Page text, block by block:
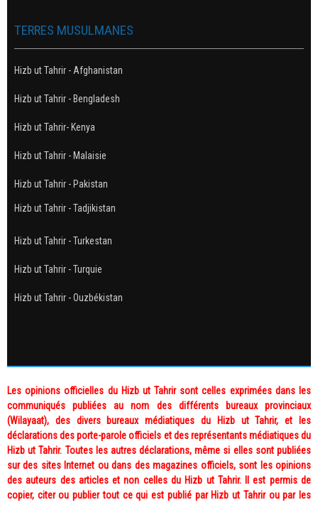
TERRES MUSULMANES
Hizb ut Tahrir - Afghanistan
Hizb ut Tahrir - Bengladesh
Hizb ut Tahrir- Kenya
Hizb ut Tahrir - Malaisie
Hizb ut Tahrir - Pakistan
Hizb ut Tahrir - Tadjikistan
Hizb ut Tahrir - Turkestan
Hizb ut Tahrir - Turquie
Hizb ut Tahrir - Ouzbékistan
Les opinions officielles du Hizb ut Tahrir sont celles exprimées dans les
communiqués publiées au nom des différents bureaux provinciaux
(Wilayaat), des divers bureaux médiatiques du Hizb ut Tahrir, et les
déclarations des porte-parole officiels et des représentants médiatiques du
Hizb ut Tahrir. Toutes les autres déclarations, même si elles sont publiées
sur des sites Internet ou dans des magazines officiels, sont les opinions
des auteurs des articles et non celles du Hizb ut Tahrir. Il est permis de
copier, citer ou publier tout ce qui est publié par Hizb ut Tahrir ou par les